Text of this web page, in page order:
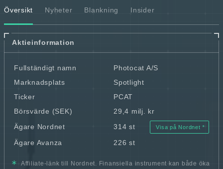
Översikt Nyheter Blankning Insider
Aktieinformation
Fullständigt namn
Photocat A/S
Marknadsplats
Spotlight
Ticker
PCAT
Börsvärde (SEK)
29,4 milj. kr
Ägare Nordnet
314 st Visa på Nordnet
Ägare Avanza 226 st
Affiliate-länk till Nordnet. Finansiella instrument kan både öka